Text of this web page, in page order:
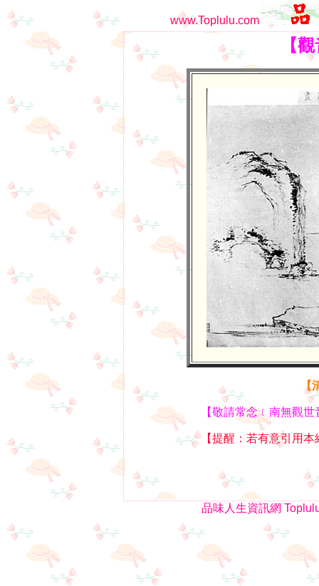
www.Toplulu.com
【
【
【敬請常念﹝南無觀
【提醒：若有意引用
品味人生資訊網